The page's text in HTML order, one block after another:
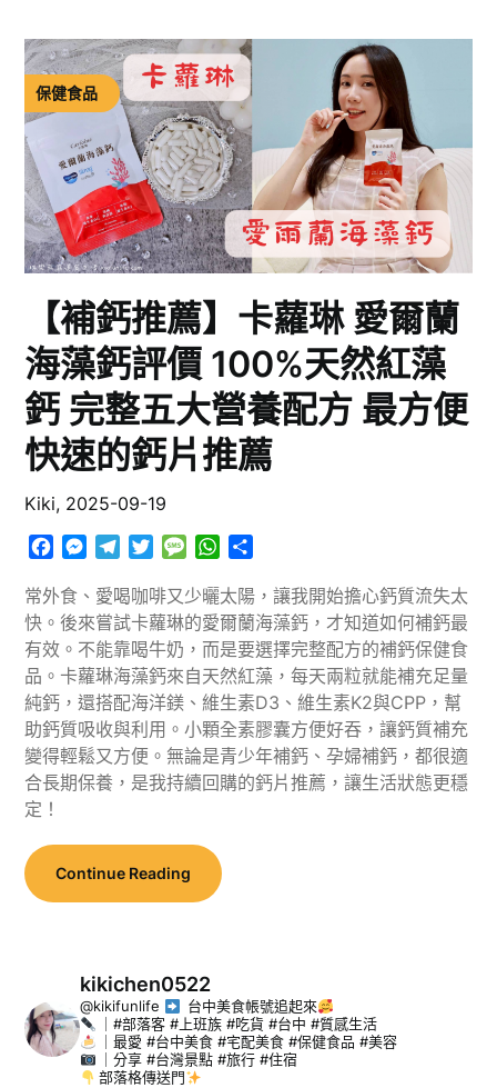
保健食品
【補鈣推薦】卡蘿琳 愛爾蘭
海藻鈣評價 100%天然紅藻
鈣 完整五大營養配方 最方便
快速的鈣片推薦
Kiki, 2025-09-19
Facebook
Messenger
TelegramTwitterMessageWhatsApp
常外食、愛喝咖啡又少曬太陽，讓我開始擔心鈣質流失太
快。後來嘗試卡蘿琳的愛爾蘭海藻鈣，才知道如何補鈣最
有效。不能靠喝牛奶，而是要選擇完整配方的補鈣保健食
品。卡蘿琳海藻鈣來自天然紅藻，每天兩粒就能補充足量
純鈣，還搭配海洋鎂、維生素D3、維生素K2與CPP，幫
助鈣質吸收與利用。小顆全素膠囊方便好吞，讓鈣質補充
變得輕鬆又方便。無論是青少年補鈣、孕婦補鈣，都很適
合長期保養，是我持續回購的鈣片推薦，讓生活狀態更穩
定！
Continue Reading
kikichen0522
@kikifunlife
台中美食帳號追起來
｜#部落客 #上班族 #吃貨 #台中 #質感生活
｜最愛 #台中美食 #宅配美食 #保健食品 #美容
｜分享 #台灣景點 #旅行 #住宿
部落格傳送門